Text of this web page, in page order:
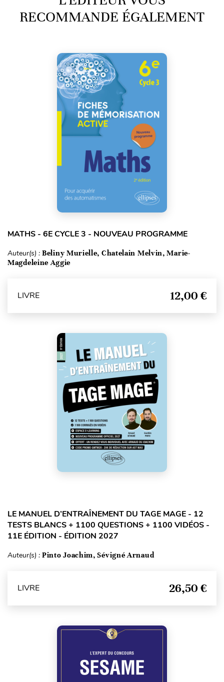
RECOMMANDE ÉGALEMENT
MATHS - 6E CYCLE 3 - NOUVEAU PROGRAMME
Auteur(s) : Beliny Murielle, Chatelain Melvin, Marie-
Magdeleine Aggie
LIVRE 12,00 €
LE MANUEL D’ENTRAÎNEMENT DU TAGE MAGE - 12
TESTS BLANCS + 1100 QUESTIONS + 1100 VIDÉOS -
11E ÉDITION - ÉDITION 2027
Auteur(s) : Pinto Joachim, Sévigné Arnaud
LIVRE 26,50 €